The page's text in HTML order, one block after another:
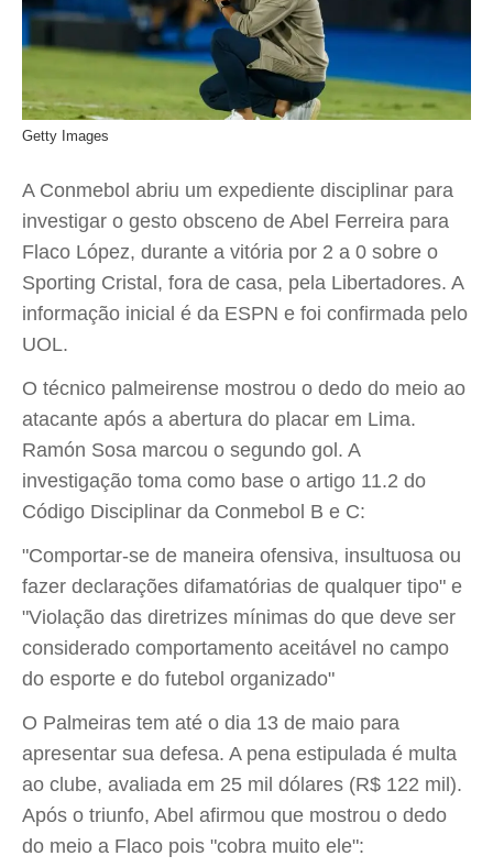
Getty Images
A Conmebol abriu um expediente disciplinar para
investigar o gesto obsceno de Abel Ferreira para
Flaco López, durante a vitória por 2 a 0 sobre o
Sporting Cristal, fora de casa, pela Libertadores. A
informação inicial é da ESPN e foi confirmada pelo
UOL.
O técnico palmeirense mostrou o dedo do meio ao
atacante após a abertura do placar em Lima.
Ramón Sosa marcou o segundo gol. A
investigação toma como base o artigo 11.2 do
Código Disciplinar da Conmebol B e C:
"Comportar-se de maneira ofensiva, insultuosa ou
fazer declarações difamatórias de qualquer tipo" e
"Violação das diretrizes mínimas do que deve ser
considerado comportamento aceitável no campo
do esporte e do futebol organizado"
O Palmeiras tem até o dia 13 de maio para
apresentar sua defesa. A pena estipulada é multa
ao clube, avaliada em 25 mil dólares (R$ 122 mil).
Após o triunfo, Abel afirmou que mostrou o dedo
do meio a Flaco pois "cobra muito ele":